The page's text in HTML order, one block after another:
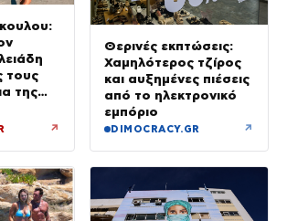
τους
της
↗
Θερινές εκπτώσεις:
Χαμηλότερος τζίρος
και αυξημένες πιέσεις
από το ηλεκτρονικό
εμπόριο
DIMOCRACY.GR ↗